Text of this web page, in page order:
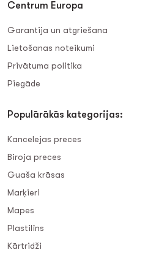
Centrum Europa
Garantija un atgriešana
Lietošanas noteikumi
Privātuma politika
Piegāde
Populārākās kategorijas:
Kancelejas preces
Biroja preces
Guaša krāsas
Marķieri
Mapes
Plastilīns
Kārtridži